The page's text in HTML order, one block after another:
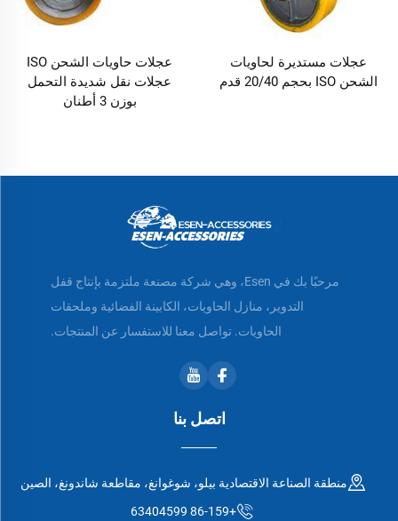
عجلات مستديرة لحاويات
الشحن ISO بحجم 20/40 قدم
عجلات حاويات الشحن ISO
عجلات نقل شديدة التحمل
بوزن 3 أطنان
مرحبًا بك في Esen، وهي شركة مصنعة ملتزمة بإنتاج قفل
التدوير، منازل الحاويات، الكابينة الفضائية وملحقات
الحاويات. تواصل معنا للاستفسار عن المنتجات.
اتصل بنا
منطقة الصناعة الاقتصادية بيلو، شوغوانغ، مقاطعة شاندونغ، الصين
+86-159 63404599